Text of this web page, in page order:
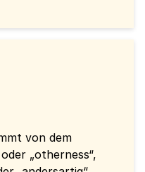
von dem
„otherness“,